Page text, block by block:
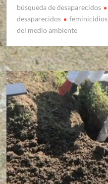
búsqueda de desaparecidos
desaparecidos
feminicidios
del medio ambiente